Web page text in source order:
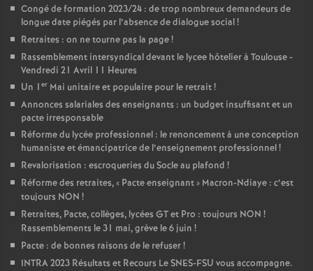
Congé de formation 2023/24 : de trop nombreux demandeurs de
longue date piégés par l’absence de dialogue social!
Retraites : on ne tourne pas la page!
Rassemblement intersyndical devant le lycee hôtelier à Toulouse -
Vendredi 21 Avril 11 Heures
Un 1 er Mai unitaire et populaire pour le retrait!
Annonces salariales des enseignants : un budget insuffisant et un
pacte irresponsable
Réforme du lycée professionnel : le renoncement à une conception
humaniste et émancipatrice de l’enseignement professionnel!
Revalorisation : escroqueries du Socle au plafond !
Réforme des retraites, « Pacte enseignant» Macron-Ndiaye : c’est
toujours NON !
Retraites, Pacte, collèges, lycées GT et Pro : toujours NON !
Rassemblements le 31 mai, grève le 6 juin !
Pacte : de bonnes raisons de le refuser!
INTRA 2023 Résultats et Recours Le SNES-FSU vous accompagne.